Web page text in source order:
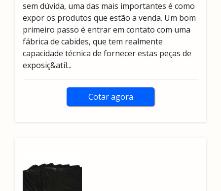
sem dúvida, uma das mais importantes é como
expor os produtos que estão a venda. Um bom
primeiro passo é entrar em contato com uma
fábrica de cabides, que tem realmente
capacidade técnica de fornecer estas peças de
exposiç&atil...
Cotar agora